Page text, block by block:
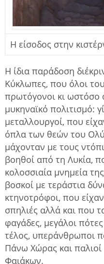
Η είσοδος στην
Η ίδια παράδοση
Κύκλωπες, που όλοι
πρωτόγονοι κι ωστόσο
μυκηναϊκό πολιτισμό:
μεταλλουργοί, που
όπλα των θεών του
μάχονταν με τους
βοηθοί από τη Λυκία,
κολοσσιαία μνημεία
βοσκοί με τεράστια
κτηνοτρόφοι, που
σπηλιές αλλά και που
φαγάδες, μεγάλοι πότες
τέλος, υπεράνθρωποι
Πάνω Χώρας και παλιοί
Φαιάκων.